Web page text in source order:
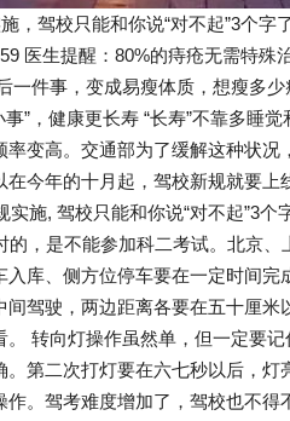
，驾校只能和你说“对不起”3个字
医生提醒：80%的痔疮无需特
一件事，变成易瘦体质，想瘦多
”，健康更长寿 “长寿”不靠多睡
变高。交通部为了缓解这种状
在今年的十月起，驾校新规就要
实施, 驾校只能和你说“对不起”3
的，是不能参加科二考试。北京
入库、侧方位停车要在一定时间
间驾驶，两边距离各要在五十厘
。 转向灯操作虽然单，但一定要
。第二次打灯要在六七秒以后，
作。驾考难度增加了，驾校也不